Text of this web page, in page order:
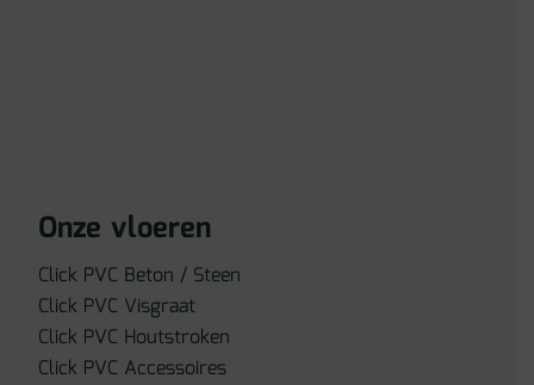
Onze vloeren
Click PVC Beton / Steen
Click PVC Visgraat
Click PVC Houtstroken
Click PVC Accessoires